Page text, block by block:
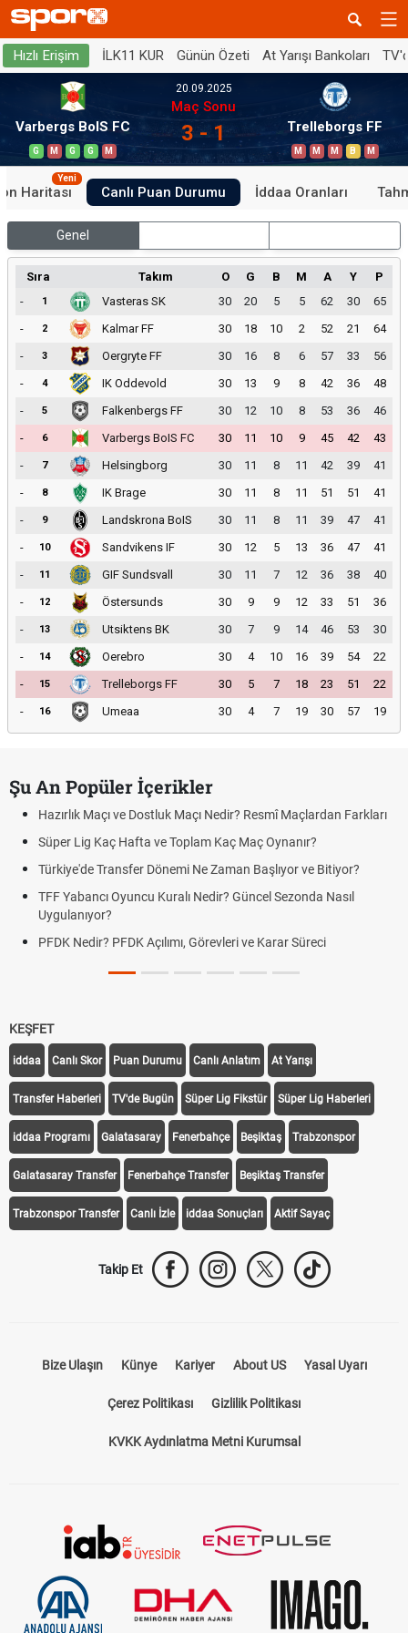
Hızlı Erişim İLK11 KUR Günün Özeti At Yarışı Bankoları
Varbergs BoIS FC
G M G G M
20.09.2025
Maç Sonu
3 - 1 Trelleborgs FF
M M M B M
Haritası
Yeni
Canlı Puan Durumu İddaa Oranları
Genel
Sıra Takım O G B M A Y
P
-
1 Vasteras SK 30 20 5 5 62 30
65
-
2 Kalmar FF 30 18 10 2 52 21
64
-
3 Oergryte FF 30 16 8 6 57 33
56
-
4 IK Oddevold 30 13 9 8 42 36
48
-
5 Falkenbergs FF 30 12 10 8 53 36
46
-
6 Varbergs BoIS FC 30 11 10 9 45 42
43
-
7 Helsingborg 30 11 8 11 42 39
41
-
8 IK Brage 30 11 8 11 51 51
41
-
9 Landskrona BoIS 30 11 8 11 39 47
41
-
10 Sandvikens IF 30 12 5 13 36 47
41
-
11 GIF Sundsvall 30 11 7 12 36 38
40
-
12 Östersunds 30 9 9 12 33 51
36
-
13 Utsiktens BK 30 7 9 14 46 53
30
-
14 Oerebro 30 4 10 16 39 54
22
-
15 Trelleborgs FF 30 5 7 18 23 51
22
-
16 Umeaa 30 4 7 19 30 57 19
Şu An Popüler İçerikler
Hazırlık Maçı ve Dostluk Maçı Nedir? Resmî Maçlardan Farkları
Süper Lig Kaç Hafta ve Toplam Kaç Maç Oynanır?
Türkiye'de Transfer Dönemi Ne Zaman Başlıyor ve Bitiyor?
TFF Yabancı Oyuncu Kuralı Nedir? Güncel Sezonda Nasıl
Uygulanıyor?
PFDK Nedir? PFDK Açılımı, Görevleri ve Karar Süreci
KEŞFET
iddaa Canlı Skor Puan Durumu Canlı Anlatım At Yarışı
Transfer Haberleri TV'de Bugün Süper Lig Fikstür Süper Lig Haberleri
iddaa Programı Galatasaray Fenerbahçe Beşiktaş Trabzonspor
Galatasaray Transfer Fenerbahçe Transfer Beşiktaş Transfer
Trabzonspor Transfer Canlı İzle iddaa Sonuçları Aktif Sayaç
Takip Et
Bize Ulaşın Künye Kariyer About US Yasal Uyarı
Çerez Politikası Gizlilik Politikası
KVKK Aydınlatma Metni Kurumsal